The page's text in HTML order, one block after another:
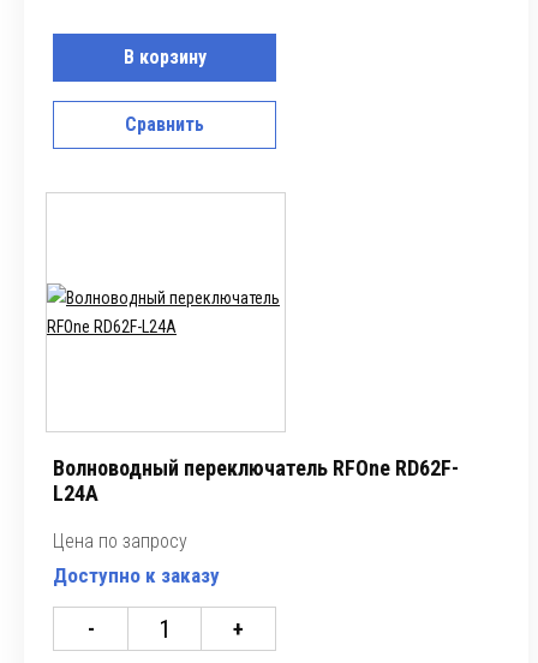
В корзину
Сравнить
Волноводный переключатель RFOne RD62F-
L24A
Цена по запросу
Доступно к заказу
- +